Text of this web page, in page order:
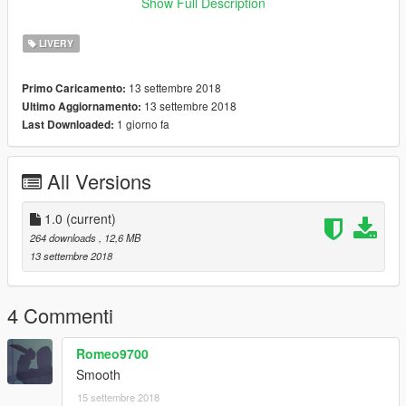
__________________________________________________
____________
Thanks for downloading my skin for the VDL Berkhof
Ambassador made by Lars.
__________________________________________________
____________
URL :https://nl.gta5-mods.com/vehicles/vdl-berkhof-
ambassador-connexxion-dutch-nederlands
__________________________________________________
____________
This bus has a few lines:
6 Noord
999 Geen dienst
4 Centraal station
7 Blaak
__________________________________________________
____________
Veel plezier er mee!
LIVERY
Primo Caricamento: 13 settembre 2018
Ultimo Aggiornamento: 13 settembre 2018
Last Downloaded: 1 giorno fa
All Versions
1.0 (current)
264 downloads
, 12,6 MB
13 settembre 2018
4 Commenti
Romeo9700
Smooth
15 settembre 2018